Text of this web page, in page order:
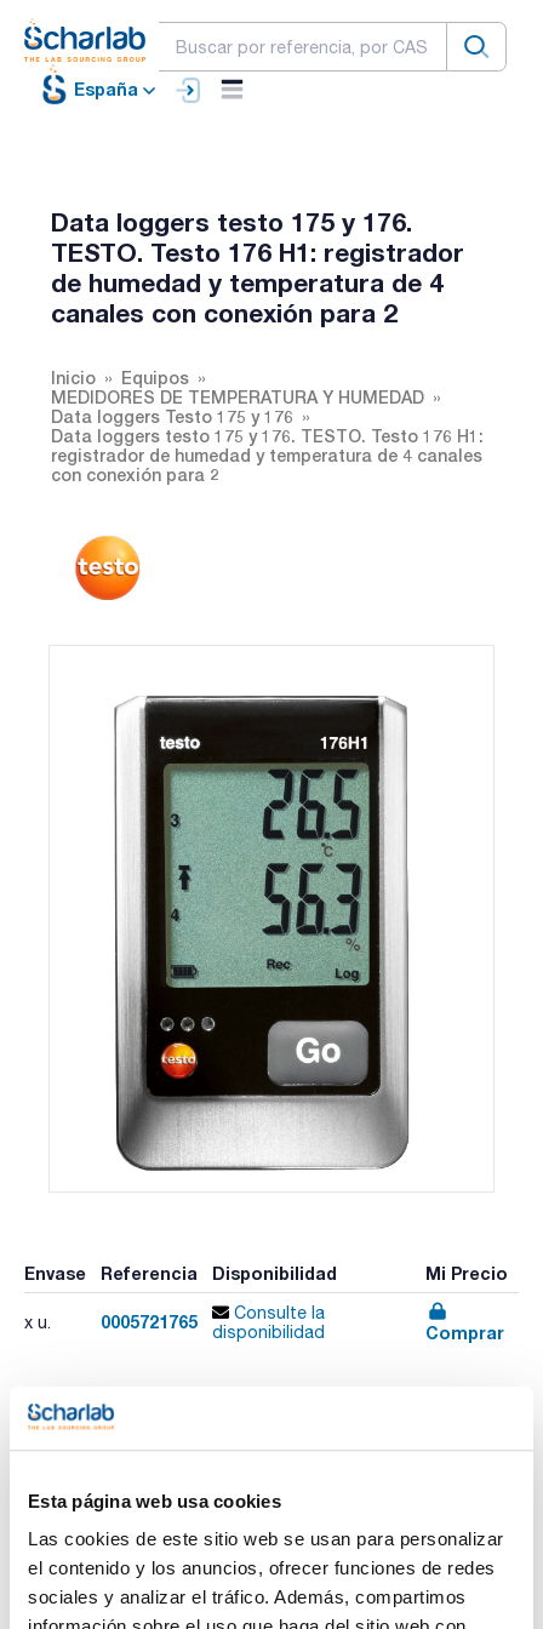
Esta página web usa cookies
Las cookies de este sitio web se usan para personalizar
el contenido y los anuncios, ofrecer funciones de redes
sociales y analizar el tráfico. Además, compartimos
España
Data loggers testo 175 y 176.
TESTO. Testo 176 H1: registrador
de humedad y temperatura de 4
canales con conexión para 2
Inicio
Equipos
MEDIDORES DE TEMPERATURA Y HUMEDAD
Data loggers Testo 175 y 176
Data loggers testo 175 y 176. TESTO. Testo 176 H1:
registrador de humedad y temperatura de 4 canales
con conexión para 2
Envase Referencia Disponibilidad Mi Precio
x u. 0005721765
Consulte la
disponibilidad
Comprar
Imprimir ficha de
Modelo : Testo 176 H1
canales con conexión para 2 sondas externas (NTC/sensor
de humedad capacitivo) incl. soporte mural, candado, pilas y
protocolo de calibración
Rango de medición : -20 a +70 °C 0 a 100 %HR
Resolución : 0,1°C
Ver más